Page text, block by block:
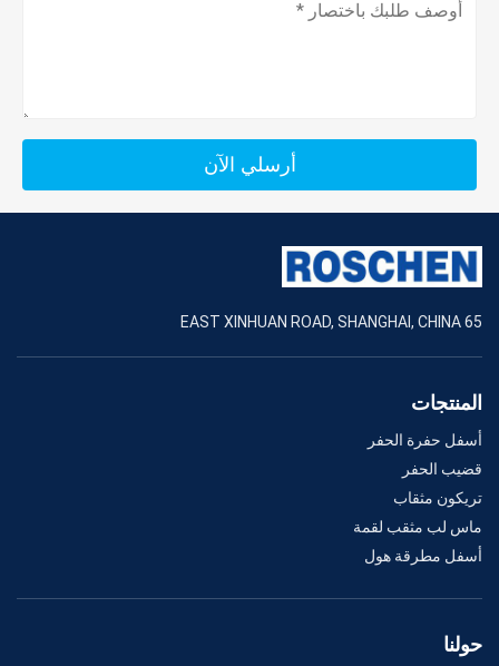
أرسلي الآن
65 EAST XINHUAN ROAD, SHANGHAI, CHINA
المنتجات
أسفل حفرة الحفر
قضيب الحفر
تريكون مثقاب
ماس لب مثقب لقمة
أسفل مطرقة هول
حولنا